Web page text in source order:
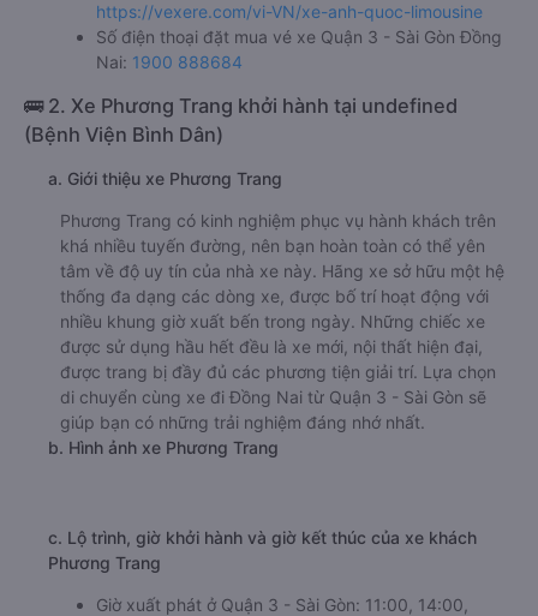
https://vexere.com/vi-VN/xe-anh-quoc-limousine
Số điện thoại đặt mua vé xe Quận 3 - Sài Gòn Đồng
Nai: 1900 888684
🚌 2. Xe Phương Trang khởi hành tại undefined
(Bệnh Viện Bình Dân)
a. Giới thiệu xe Phương Trang
Phương Trang có kinh nghiệm phục vụ hành khách trên
khá nhiều tuyến đường, nên bạn hoàn toàn có thể yên
tâm về độ uy tín của nhà xe này. Hãng xe sở hữu một hệ
thống đa dạng các dòng xe, được bố trí hoạt động với
nhiều khung giờ xuất bến trong ngày. Những chiếc xe
được sử dụng hầu hết đều là xe mới, nội thất hiện đại,
được trang bị đầy đủ các phương tiện giải trí. Lựa chọn
di chuyển cùng xe đi Đồng Nai từ Quận 3 - Sài Gòn sẽ
giúp bạn có những trải nghiệm đáng nhớ nhất.
b. Hình ảnh xe Phương Trang
c. Lộ trình, giờ khởi hành và giờ kết thúc của xe khách
Phương Trang
Giờ xuất phát ở Quận 3 - Sài Gòn: 11:00, 14:00,